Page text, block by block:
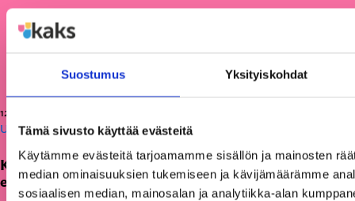
Suostumus Yksityiskohdat
Tämä sivusto käyttää evästeitä
Käytämme evästeitä tarjoamamme sisällön ja mainosten
median ominaisuuksien tukemiseen ja kävijämäärämme
sosiaalisen median, mainosalan ja analytiikka-alan
12.06.2026
Uutiset
KAKS teki apurahapäätökset vuoden 2026
ensimmäisestä hausta